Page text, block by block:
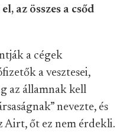
az összes a csőd
a cégek
a vesztesei,
az államnak kell
nevezte, és
Airt, őt ez nem érdekli.